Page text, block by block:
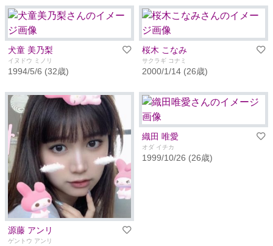
犬童 美乃梨
イヌドウ ミノリ
1994/5/6 (32歳)
桜木 こなみ
サクラギ コナミ
2000/1/14 (26歳)
源藤 アンリ
ゲントウ アンリ
織田 唯愛
オダ イチカ
1999/10/26 (26歳)